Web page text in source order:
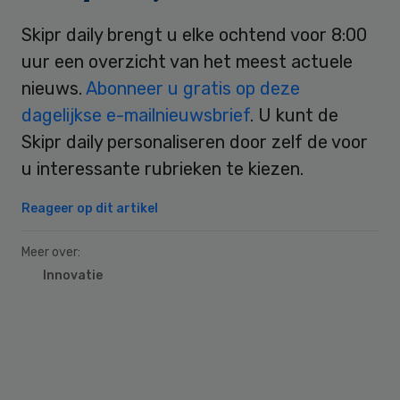
Skipr daily brengt u elke ochtend voor 8:00
uur een overzicht van het meest actuele
nieuws. Abonneer u gratis op deze
dagelijkse e-mailnieuwsbrief. U kunt de
Skipr daily personaliseren door zelf de voor
u interessante rubrieken te kiezen.
Reageer op dit artikel
Meer over:
Innovatie